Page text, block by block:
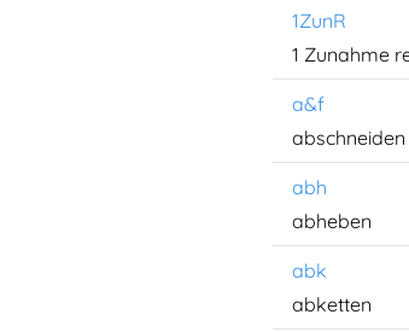
1ZunR
1 Zunahme
a&f
abh
abheben
abk
abketten